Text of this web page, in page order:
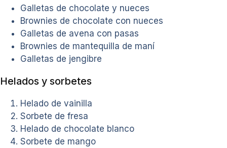
Galletas de chocolate y nueces
Brownies de chocolate con nueces
Galletas de avena con pasas
Brownies de mantequilla de maní
Galletas de jengibre
Helados y sorbetes
Helado de vainilla
Sorbete de fresa
Helado de chocolate blanco
Sorbete de mango